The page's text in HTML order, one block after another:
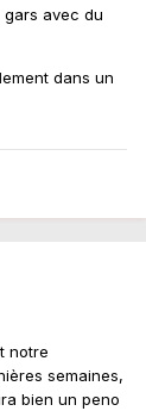
avec du
dans un
notre
semaines,
bien un peno